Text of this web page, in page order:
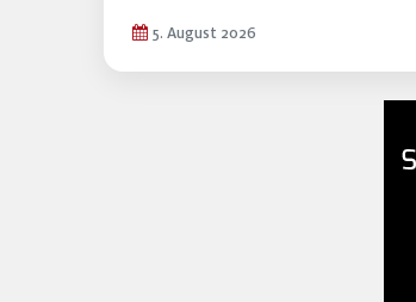
5. August 2026